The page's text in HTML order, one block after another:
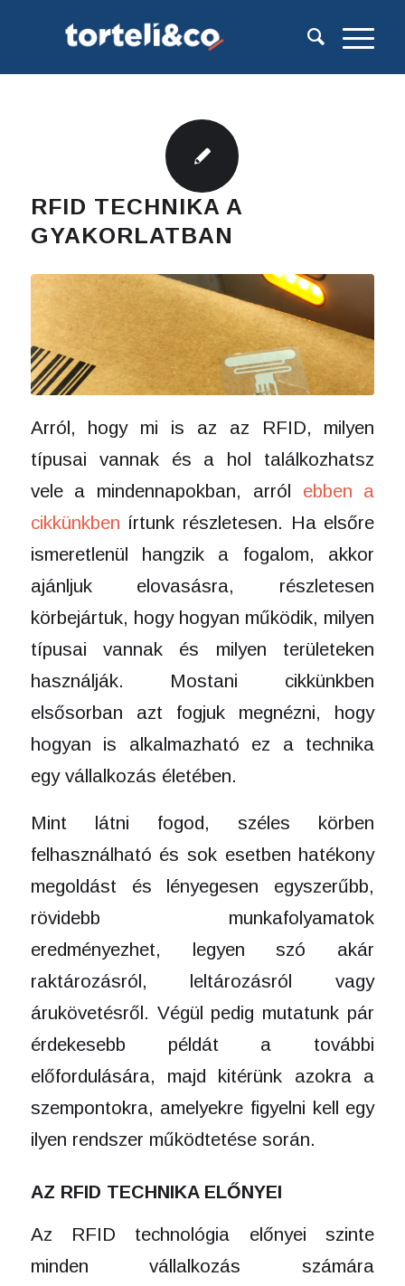
RFID TECHNIKA A
GYAKORLATBAN
Arról, hogy mi is az az RFID, milyen
típusai vannak és a hol találkozhatsz
vele a mindennapokban, arról ebben a
cikkünkben írtunk részletesen. Ha elsőre
ismeretlenül hangzik a fogalom, akkor
ajánljuk elovasásra, részletesen
körbejártuk, hogy hogyan működik, milyen
típusai vannak és milyen területeken
használják. Mostani cikkünkben
elsősorban azt fogjuk megnézni, hogy
hogyan is alkalmazható ez a technika
egy vállalkozás életében.
Mint látni fogod, széles körben
felhasználható és sok esetben hatékony
megoldást és lényegesen egyszerűbb,
rövidebb munkafolyamatok
eredményezhet, legyen szó akár
raktározásról, leltározásról vagy
árukövetésről. Végül pedig mutatunk pár
érdekesebb példát a további
előfordulására, majd kitérünk azokra a
szempontokra, amelyekre figyelni kell egy
ilyen rendszer működtetése során.
AZ RFID TECHNIKA ELŐNYEI
Az RFID technológia előnyei szinte
minden vállalkozás számára